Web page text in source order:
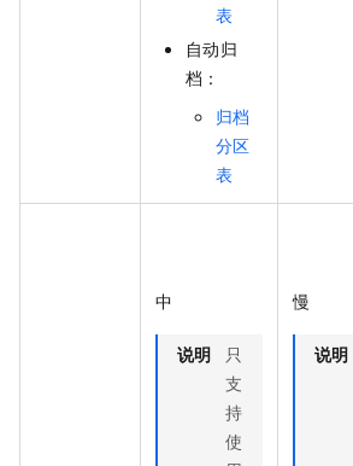
表
自动归
档：
归档
分区
表
中
说明
只
支
持
使
慢
说明